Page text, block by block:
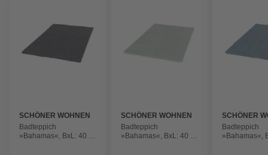
SCHÖNER WOHNEN
KOLLEKTION
Badteppich
»Bahamas«, BxL: 40 x
SCHÖNER WOHNEN
KOLLEKTION
Badteppich
»Bahamas«, BxL: 40 x
SCHÖNER
KOLLEKTION
Badteppich
»Bahamas«,